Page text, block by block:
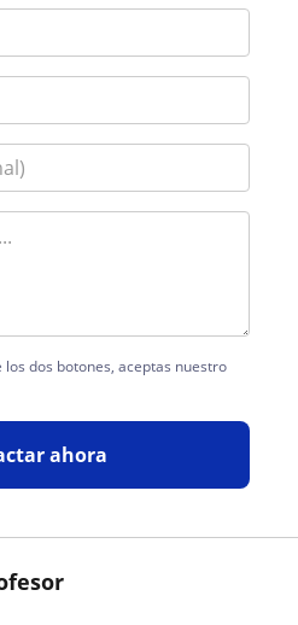
dos botones, aceptas nuestro
ahora